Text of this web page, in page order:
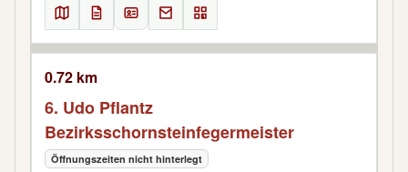
0.72 km
6. Udo Pflantz
Bezirksschornsteinfegermeister
Öffnungszeiten nicht hinterlegt